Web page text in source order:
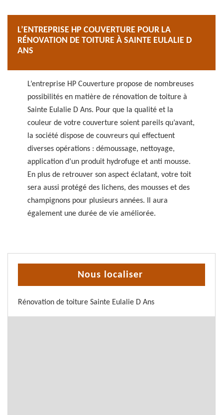
L’ENTREPRISE HP COUVERTURE POUR LA
RÉNOVATION DE TOITURE À SAINTE EULALIE D
ANS
L’entreprise HP Couverture propose de nombreuses
possibilités en matière de rénovation de toiture à
Sainte Eulalie D Ans. Pour que la qualité et la
couleur de votre couverture soient pareils qu’avant,
la société dispose de couvreurs qui effectuent
diverses opérations : démoussage, nettoyage,
application d’un produit hydrofuge et anti mousse.
En plus de retrouver son aspect éclatant, votre toit
sera aussi protégé des lichens, des mousses et des
champignons pour plusieurs années. Il aura
également une durée de vie améliorée.
Nous localiser
Rénovation de toiture Sainte Eulalie D Ans